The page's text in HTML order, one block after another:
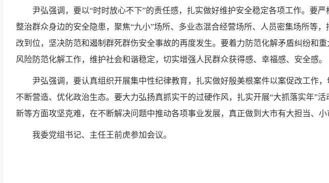
尹弘强调，要以“时时放心不下”的责任感，扎实做好维护安全稳定各项工作。要
整治群众身边的安全隐患，聚焦“九小”场所、多业态混合经营场所、人员密集场所等
改到位，坚决防范和遏制群死群伤安全事故的再度发生。要着力防范化解矛盾纠纷和
风险防范化解工作，维护社会和谐稳定，切实增强人民群众获得感、幸福感、安全感。
尹弘强调，要认真组织开展集中性纪律教育，扎实做好殷美根案件以案促改工作
不断营造、优化政治生态。要大力弘扬真抓实干的过硬作风，扎实开展“大抓落实年”
新等方面攻坚克难，在不断解决问题中推动各项事业发展，真正做到大市有大担当、小
我委党组书记、主任王前虎参加会议。